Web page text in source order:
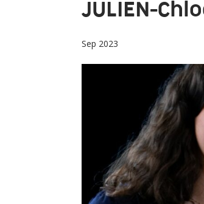
JULIEN-
Sep 2023